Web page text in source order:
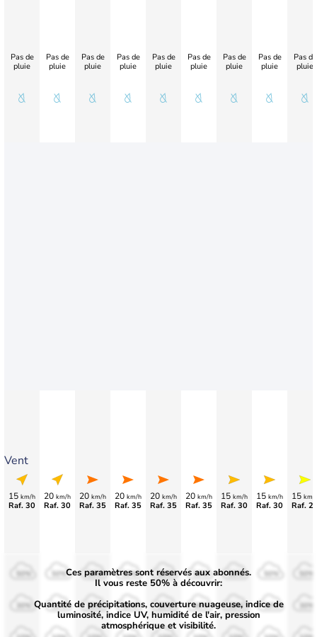
Vent
Pas de
pluie
15 km/h
Raf. 30
Pas de
pluie
20 km/h
Raf. 30
Pas de
pluie
20 km/h
Raf. 35
Pas de
pluie
20 km/h
Raf. 35
Pas de
pluie
20 km/h
Raf. 35
Pas de
pluie
20 km/h
Raf. 35
Pas de
pluie
15 km/h
Raf. 30
Pas de
pluie
15 km/h
Raf. 30
Pas de
pluie
15 km/
Raf.
50%
30%
50%
30%
50%
30%
50%
30%
50%
30%
50%
30%
50%
30%
Ces paramètres sont réservés aux abonnés.
Il vous reste 50% à découvrir:
Quantité de précipitations, couverture nuageuse, indice de
luminosité, indice UV, humidité de l'air, pression
atmosphérique et visibilité.